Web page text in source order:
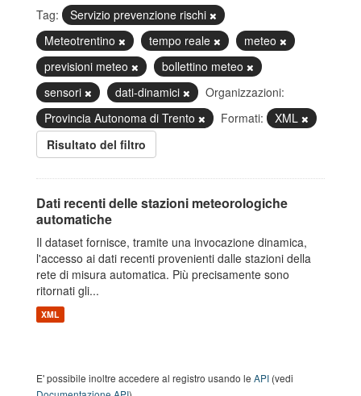
Tag:
Servizio prevenzione rischi
Meteotrentino
tempo reale
meteo
previsioni meteo
bollettino meteo
sensori
dati-dinamici
Organizzazioni:
Provincia Autonoma di Trento
Formati:
XML
Risultato del filtro
Dati recenti delle stazioni meteorologiche
automatiche
Il dataset fornisce, tramite una invocazione dinamica,
l'accesso ai dati recenti provenienti dalle stazioni della
rete di misura automatica. Più precisamente sono
ritornati gli...
XML
E' possibile inoltre accedere al registro usando le API (vedi